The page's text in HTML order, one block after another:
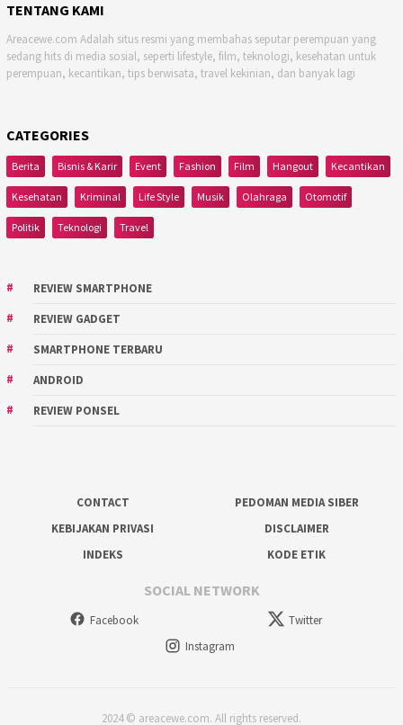
TENTANG KAMI
Areacewe.com Adalah situs resmi yang membahas seputar perempuan yang
sedang hits di media sosial, seperti lifestyle, film, teknologi, kesehatan untuk
perempuan, kecantikan, tips berwisata, travel kekinian, dan banyak lagi
CATEGORIES
Berita Bisnis & Karir Event Fashion Film Hangout Kecantikan
Kesehatan Kriminal Life Style Musik Olahraga Otomotif
Politik Teknologi Travel
REVIEW SMARTPHONE
REVIEW GADGET
SMARTPHONE TERBARU
ANDROID
REVIEW PONSEL
CONTACT
PEDOMAN MEDIA SIBER
KEBIJAKAN PRIVASI
DISCLAIMER
INDEKS
KODE ETIK
SOCIAL NETWORK
Facebook
Twitter
Instagram
2024 © areacewe.com. All rights reserved.